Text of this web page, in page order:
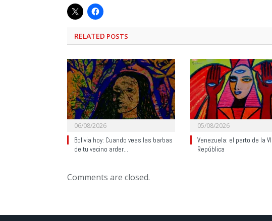
RELATED POSTS
06/08/2026
Bolivia hoy: Cuando veas las barbas
de tu vecino arder…
05/08/2026
Venezuela: el parto de la VI
República
Comments are closed.